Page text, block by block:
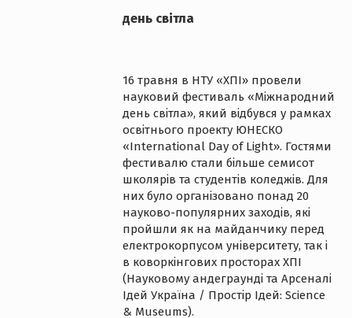
день світла
16 травня в НТУ «ХПІ» провели
науковий фестиваль «Міжнародний
день світла», який відбувся у рамках
освітнього проекту ЮНЕСКО
«International Day of Light». Гостями
фестивалю стали більше семисот
школярів та студентів коледжів. Для
них було організовано понад 20
науково-популярних заходів, які
пройшли як на майданчику перед
електрокорпусом університету, так і
в коворкінгових просторах ХПІ
(Науковому андеграунді та Арсеналі
Ідей Україна / Простір Ідей: Science
& Museums).